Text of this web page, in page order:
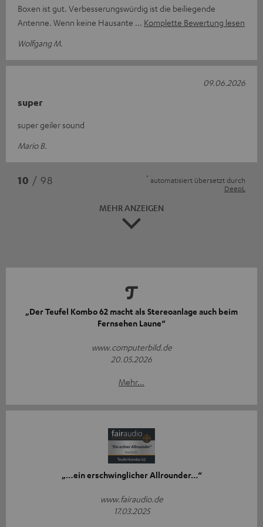
Boxen ist gut. Verbesserungswürdig ist die beiliegende
Antenne. Wenn keine Hausante
Komplette Bewertung lesen
Wolfgang M.
super
super geiler sound
Mario B.
09.06.2026
10 / 98 * automatisiert übersetzt durch
DeepL
MEHR ANZEIGEN
„Der Teufel Kombo 62 macht als Stereoanlage auch beim
Fernsehen Laune“
www.computerbild.de
20.05.2026
Mehr...
„…ein erschwinglicher Allrounder…“
www.fairaudio.de
17.03.2025